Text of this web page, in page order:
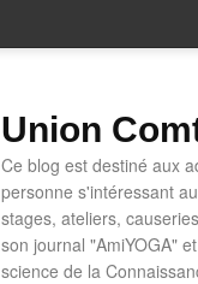
Union
Ce blog est destiné aux
personne s'intéressant
stages, ateliers,
son journal "AmiYOGA"
science de la